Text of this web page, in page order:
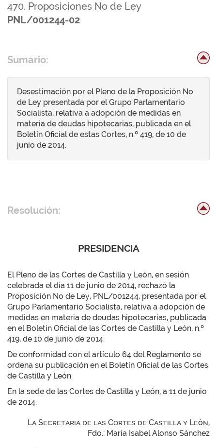
470. Proposiciones No de Ley
PNL/001244-02
Sumario:
Desestimación por el Pleno de la Proposición No
de Ley presentada por el Grupo Parlamentario
Socialista, relativa a adopción de medidas en
materia de deudas hipotecarias, publicada en el
Boletín Oficial de estas Cortes, n.º 419, de 10 de
junio de 2014.
Resolución:
PRESIDENCIA
El Pleno de las Cortes de Castilla y León, en sesión
celebrada el día 11 de junio de 2014, rechazó la
Proposición No de Ley, PNL/001244, presentada por el
Grupo Parlamentario Socialista, relativa a adopción de
medidas en materia de deudas hipotecarias, publicada
en el Boletín Oficial de las Cortes de Castilla y León, n.º
419, de 10 de junio de 2014.
De conformidad con el artículo 64 del Reglamento se
ordena su publicación en el Boletín Oficial de las Cortes
de Castilla y León.
En la sede de las Cortes de Castilla y León, a 11 de junio
de 2014.
La Secretaria de las Cortes de Castilla y León,
Fdo.: María Isabel Alonso Sánchez